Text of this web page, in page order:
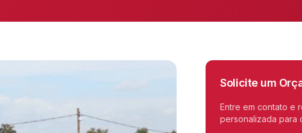
Solicite um
Entre em contato e
personalizada para